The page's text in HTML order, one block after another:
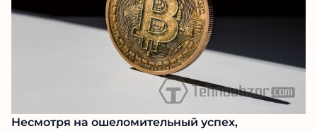
Несмотря на ошеломительный успех,